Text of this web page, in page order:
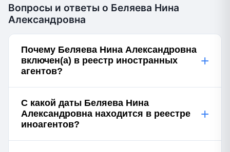
Вопросы и ответы о Беляева Нина
Александровна
Почему Беляева Нина Александровна
включен(а) в реестр иностранных
агентов?
+
С какой даты Беляева Нина
Александровна находится в реестре
иноагентов?
+